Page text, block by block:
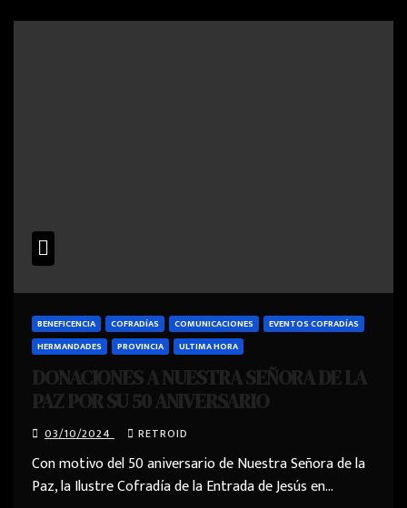
BENEFICENCIA COFRADÍAS COMUNICACIONES
EVENTOS COFRADÍAS
HERMANDADES
PROVINCIA ULTIMA HORA
DONACIONES A NUESTRA SEÑORA DE LA
PAZ POR SU 50 ANIVERSARIO
03/10/2024 RETROID
Con motivo del 50 aniversario de Nuestra Señora de la
Paz, la Ilustre Cofradía de la Entrada de Jesús en…